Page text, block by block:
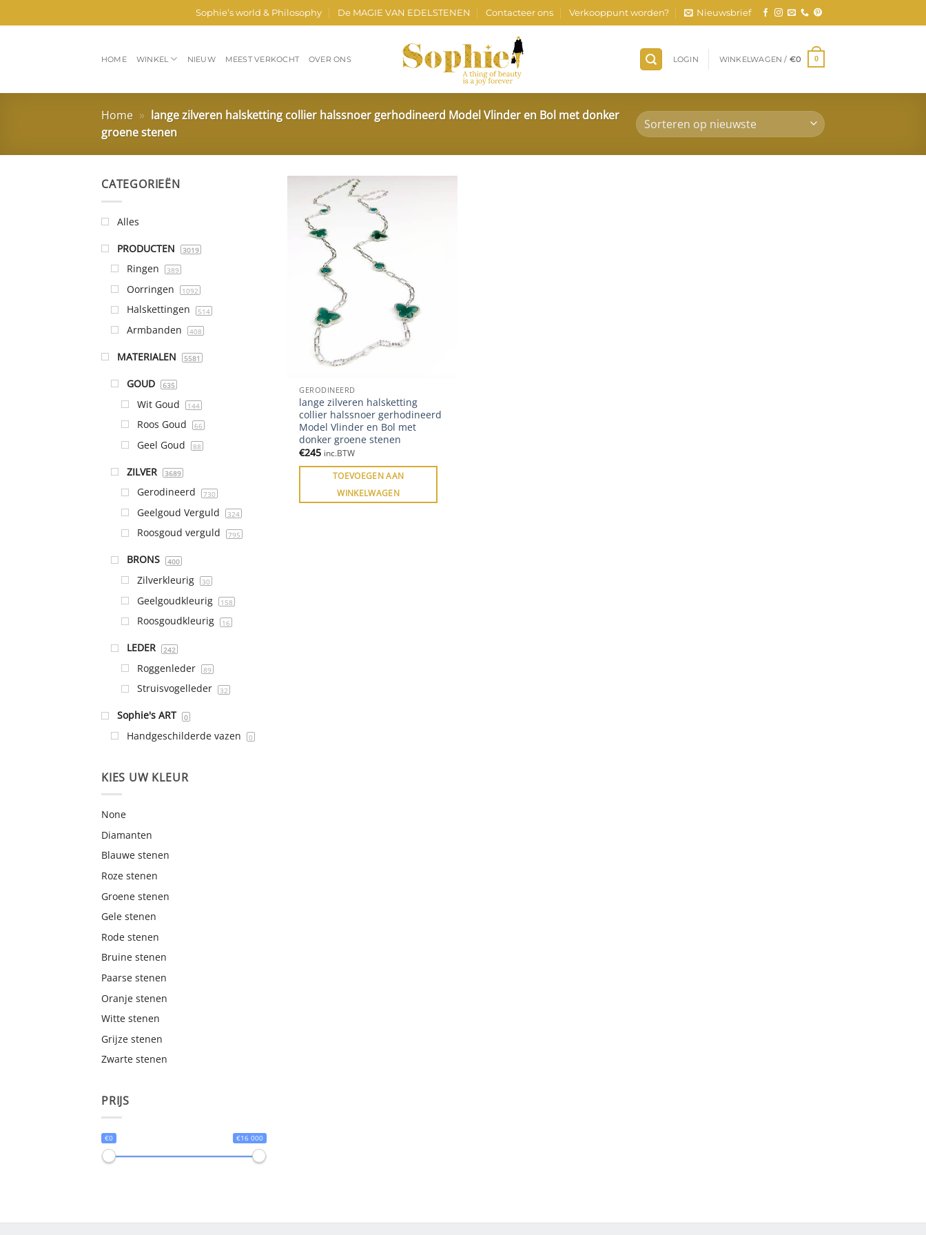
naar
Sophie’s world & Philosophy De MAGIE VAN EDELSTENEN Contacteer ons Verkooppunt worden? Nieuwsbrief
HOME WINKEL NIEUW MEEST VERKOCHT OVER ONS LOGIN WINKELWAGEN / €0 0
Home » lange zilveren halsketting collier halssnoer gerhodineerd Model Vlinder en Bol met donker
groene stenen
CATEGORIEËN
Alles
PRODUCTEN 3019
Ringen 389
Oorringen 1092
Halskettingen 514
Armbanden 408
MATERIALEN 5581
GOUD 635
Wit Goud 144
Roos Goud 66
Geel Goud 88
ZILVER 3689
Gerodineerd 730
Geelgoud Verguld 324
Roosgoud verguld 795
BRONS 400
Zilverkleurig 30
Geelgoudkleurig 158
Roosgoudkleurig 16
LEDER 242
Roggenleder 89
Struisvogelleder 32
Sophie's ART 0
Handgeschilderde vazen 0
KIES UW KLEUR
None
Diamanten
Blauwe stenen
Roze stenen
Groene stenen
Gele stenen
Rode stenen
Bruine stenen
Paarse stenen
Oranje stenen
Witte stenen
Grijze stenen
Zwarte stenen
PRIJS
€0 €16 000
GERODINEERD
lange zilveren halsketting
collier halssnoer gerhodineerd
Model Vlinder en Bol met
donker groene stenen
€245 inc.BTW
TOEVOEGEN AAN
WINKELWAGEN